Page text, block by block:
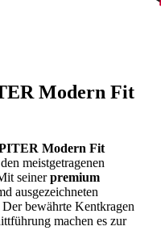
Modern Fit
Modern Fit
meistgetragenen
seinerpremium
ausgezeichneten
bewährte Kentkragen
machen es zur